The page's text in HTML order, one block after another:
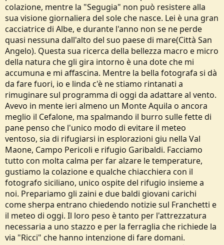
colazione, mentre la "Segugia" non può resistere alla
sua visione giornaliera del sole che nasce. Lei è una gran
cacciatrice di Albe, e durante l'anno non se ne perde
quasi nessuna dall'alto del suo paese di mare(Città San
Angelo). Questa sua ricerca della bellezza macro e micro
della natura che gli gira intorno è una dote che mi
accumuna e mi affascina. Mentre la bella fotografa si dà
da fare fuori, io e linda c'è ne stiamo rintanati a
rimuginare sul programma di oggi da adattare al vento.
Avevo in mente ieri almeno un Monte Aquila o ancora
meglio il Cefalone, ma spalmando il burro sulle fette di
pane penso che l'unico modo di evitare il meteo
ventoso, sia di rifugiarsi in esplorazioni giu nella Val
Maone, Campo Pericoli e rifugio Garibaldi. Facciamo
tutto con molta calma per far alzare le temperature,
gustiamo la colazione e qualche chiacchiera con il
fotografo siciliano, unico ospite del rifugio insieme a
noi. Prepariamo gli zaini e due baldi giovani carichi
come sherpa entrano chiedendo notizie sul Franchetti e
il meteo di oggi. Il loro peso è tanto per l'attrezzatura
necessaria a uno stazzo e per la ferraglia che richiede la
via "Ricci" che hanno intenzione di fare domani.